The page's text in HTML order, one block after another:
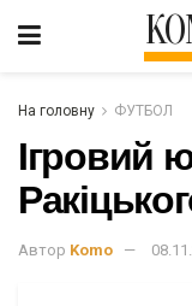
На головну ФУТБОЛ
Ігровий
Автор Komo